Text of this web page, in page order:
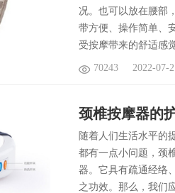
况。也可以放在腰部
带方便、操作简单、
受按摩带来的舒适感
70243 2022-07-
颈椎按摩器的
随着人们生活水平的
都有一点小问题，颈
器。它具有疏通经络
之功效。那么，我们